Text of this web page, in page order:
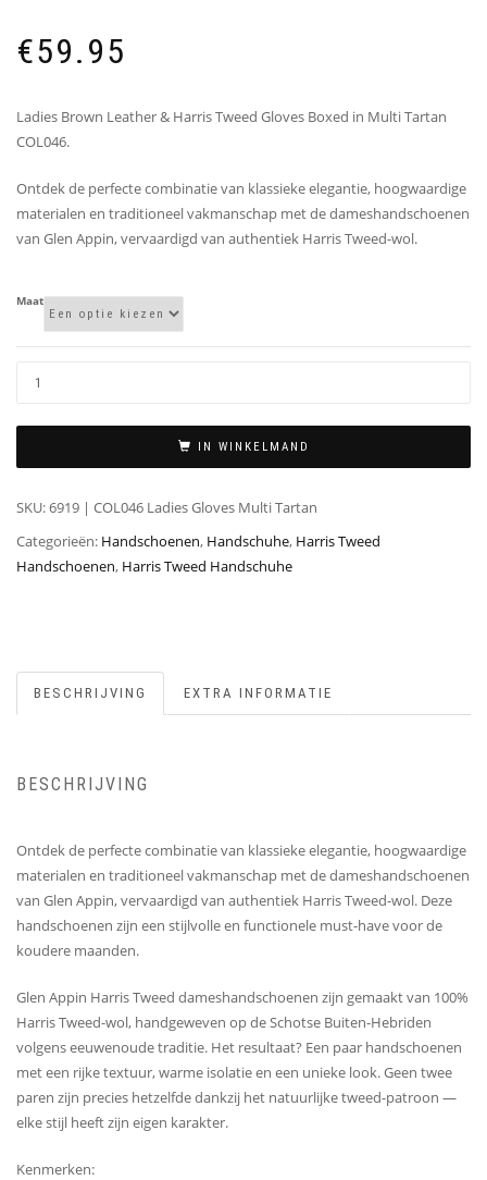
€59.95
Ladies Brown Leather & Harris Tweed Gloves Boxed in Multi Tartan
COL046.
Ontdek de perfecte combinatie van klassieke elegantie, hoogwaardige
materialen en traditioneel vakmanschap met de dameshandschoenen
van Glen Appin, vervaardigd van authentiek Harris Tweed-wol.
Maat
IN WINKELMAND
SKU:6919 | COL046 Ladies Gloves Multi Tartan
Categorieën: Handschoenen, Handschuhe, Harris Tweed
Handschoenen, Harris Tweed Handschuhe
BESCHRIJVING EXTRA INFORMATIE
BESCHRIJVING
Ontdek de perfecte combinatie van klassieke elegantie, hoogwaardige
materialen en traditioneel vakmanschap met de dameshandschoenen
van Glen Appin, vervaardigd van authentiek Harris Tweed-wol. Deze
handschoenen zijn een stijlvolle en functionele must-have voor de
koudere maanden.
Glen Appin Harris Tweed dameshandschoenen zijn gemaakt van 100%
Harris Tweed-wol, handgeweven op de Schotse Buiten-Hebriden
volgens eeuwenoude traditie. Het resultaat? Een paar handschoenen
met een rijke textuur, warme isolatie en een unieke look. Geen twee
paren zijn precies hetzelfde dankzij het natuurlijke tweed-patroon —
elke stijl heeft zijn eigen karakter.
Kenmerken: